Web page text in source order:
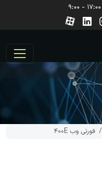
/ فورتی وب 400E